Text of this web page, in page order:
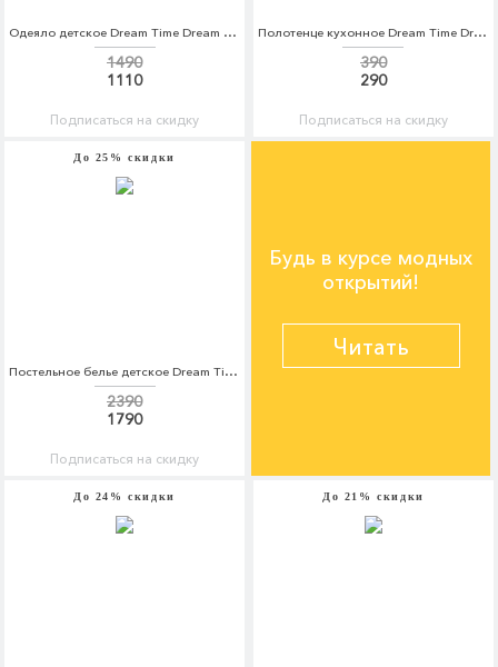
Одеяло детское Dream Time Dream Time MP002XC004BD
1490
1110
Подписаться на скидку
Полотенце кухонное Dream Time Dream Time MP002XU0E674
390
290
Подписаться на скидку
До 25% скидки
Постельное белье детское Dream Time Dream Time MP002XC005V3
2390
1790
Подписаться на скидку
Будь в курсе модных
открытий!
Читать
До 24% скидки До 21% скидки